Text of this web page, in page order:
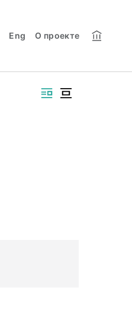
Eng О проекте